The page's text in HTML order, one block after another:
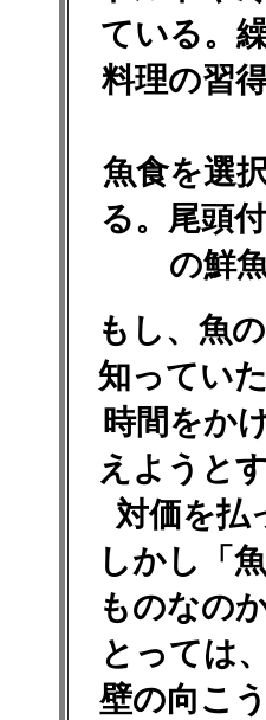
ている。
料理の習
魚食を選
る。尾頭
の鮮
もし、魚
知ってい
時間をか
えようと
対価を払
しかし「
ものなの
とっては
壁の向こ